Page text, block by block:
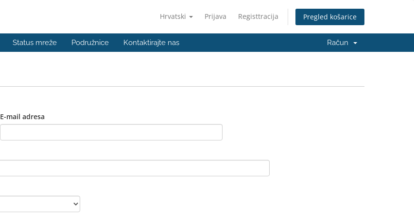
Hrvatski Prijava Registtracija Pregled košarice
Status mreže Podružnice Kontaktirajte nas Račun
E-mail adresa